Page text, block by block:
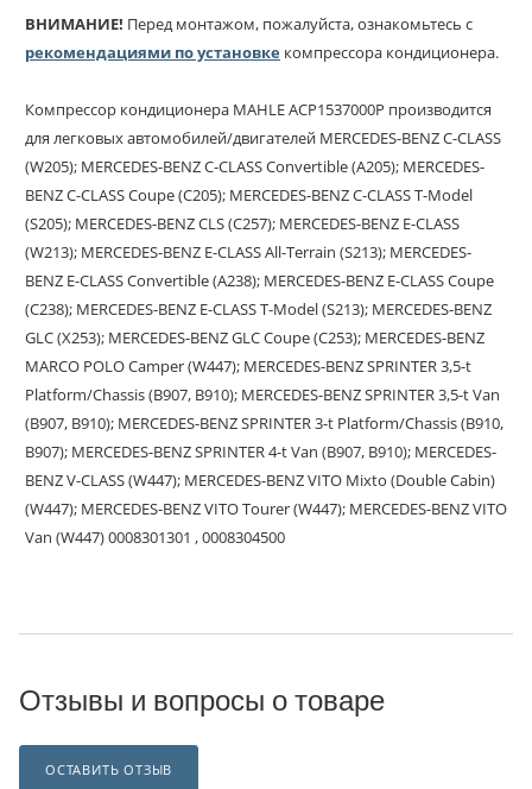
ВНИМАНИЕ! Перед монтажом, пожалуйста, ознакомьтесь с
рекомендациями по установке компрессора кондиционера.
Компрессор кондиционера MAHLE ACP1537000P производится
для легковых автомобилей/двигателей MERCEDES-BENZ C-CLASS
(W205); MERCEDES-BENZ C-CLASS Convertible (A205); MERCEDES-
BENZ C-CLASS Coupe (C205); MERCEDES-BENZ C-CLASS T-Model
(S205); MERCEDES-BENZ CLS (C257); MERCEDES-BENZ E-CLASS
(W213); MERCEDES-BENZ E-CLASS All-Terrain (S213); MERCEDES-
BENZ E-CLASS Convertible (A238); MERCEDES-BENZ E-CLASS Coupe
(C238); MERCEDES-BENZ E-CLASS T-Model (S213); MERCEDES-BENZ
GLC (X253); MERCEDES-BENZ GLC Coupe (C253); MERCEDES-BENZ
MARCO POLO Camper (W447); MERCEDES-BENZ SPRINTER 3,5-t
Platform/Chassis (B907, B910); MERCEDES-BENZ SPRINTER 3,5-t Van
(B907, B910); MERCEDES-BENZ SPRINTER 3-t Platform/Chassis (B910,
B907); MERCEDES-BENZ SPRINTER 4-t Van (B907, B910); MERCEDES-
BENZ V-CLASS (W447); MERCEDES-BENZ VITO Mixto (Double Cabin)
(W447); MERCEDES-BENZ VITO Tourer (W447); MERCEDES-BENZ VITO
Van (W447) 0008301301 , 0008304500
Отзывы и вопросы о товаре
ОСТАВИТЬ ОТЗЫВ